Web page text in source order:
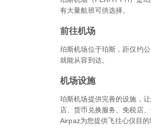
有大量航班可供选择。
前往机场
珀斯机场位于珀斯，距仅约
就能从容到达。
机场设施
珀斯机场提供完善的设施，
店、货币兑换服务、免税店
Airpaz为您提供飞往心仪目